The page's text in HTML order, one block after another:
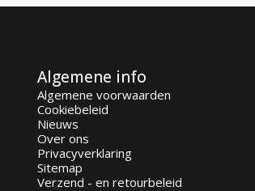
Algemene info
Algemene voorwaarden
Cookiebeleid
Nieuws
Over ons
Privacyverklaring
Sitemap
Verzend - en retourbeleid